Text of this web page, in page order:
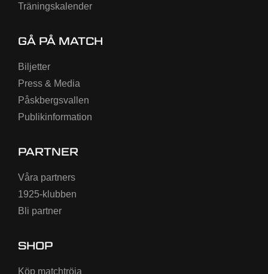
Träningskalender
GÅ PÅ MATCH
Biljetter
Press & Media
Påskbergsvallen
Publikinformation
PARTNER
Våra partners
1925-klubben
Bli partner
SHOP
Köp matchtröja